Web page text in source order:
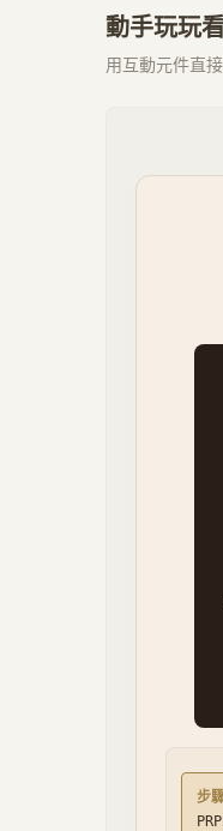
動手玩玩
用互動元件直
步